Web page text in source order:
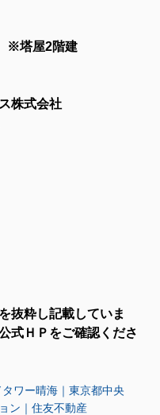
※塔屋2階建
株式会社
抜粋し記載していま
式ＨＰをご確認くださ
タワー晴海｜東京都中央
ン｜住友不動産